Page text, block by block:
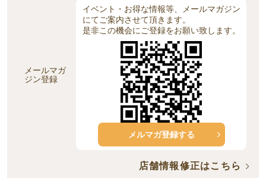
店舗情報修正はこちら
メールマガ
ジン登録
イベント・お得な情報等、メールマガジン
にてご案内させて頂きます。
是非この機会にご登録をお願い致します。
メルマガ登録する